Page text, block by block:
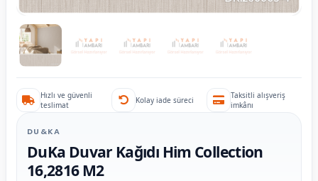
Hızlı ve güvenli
teslimat
Kolay iade süreci
Taksitli alışveriş
imkânı
DU&KA
DuKa Duvar Kağıdı Him Collection
16,2816 M2